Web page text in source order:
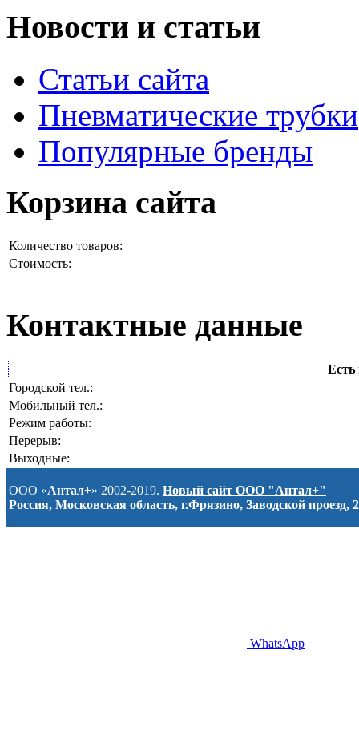
Новости и статьи
Статьи сайта
Пневматические трубки
Популярные бренды
Корзина сайта
Количество товаров:
Стоимость:
Контактные данные
Есть
Городской тел.:
Мобильный тел.:
Режим работы:
Перерыв:
Выходные:
ООО «Антал+» 2002-2019. Новый сайт ООО "Антал+"
Россия, Московская область, г.Фрязино, Заводской проезд, 2
WhatsApp